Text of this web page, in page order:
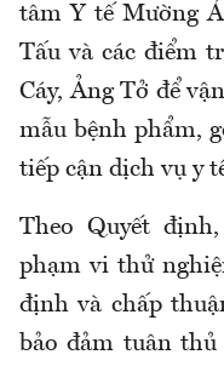
tâm Y tế Mường
Tấu và các điểm
Cáy, Ảng Tở để
mẫu bệnh phẩm,
tiếp cận dịch vụ y
Theo Quyết
phạm vi thử
định và chấp
bảo đảm tuân thủ